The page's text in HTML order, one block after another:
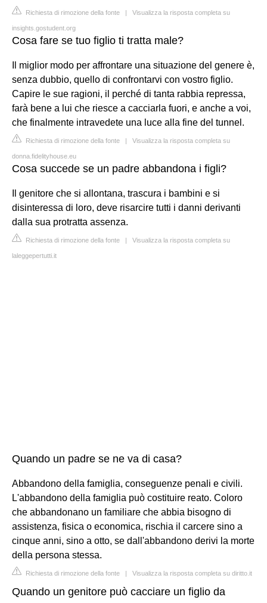
Richiesta di rimozione della fonte | Visualizza la risposta completa su
insights.gostudent.org
Cosa fare se tuo figlio ti tratta male?
Il miglior modo per affrontare una situazione del genere è,
senza dubbio, quello di confrontarvi con vostro figlio.
Capire le sue ragioni, il perché di tanta rabbia repressa,
farà bene a lui che riesce a cacciarla fuori, e anche a voi,
che finalmente intravedete una luce alla fine del tunnel.
Richiesta di rimozione della fonte | Visualizza la risposta completa su
donna.fidelityhouse.eu
Cosa succede se un padre abbandona i figli?
Il genitore che si allontana, trascura i bambini e si
disinteressa di loro, deve risarcire tutti i danni derivanti
dalla sua protratta assenza.
Richiesta di rimozione della fonte | Visualizza la risposta completa su
laleggepertutti.it
Quando un padre se ne va di casa?
Abbandono della famiglia, conseguenze penali e civili.
L'abbandono della famiglia può costituire reato. Coloro
che abbandonano un familiare che abbia bisogno di
assistenza, fisica o economica, rischia il carcere sino a
cinque anni, sino a otto, se dall'abbandono derivi la morte
della persona stessa.
Richiesta di rimozione della fonte | Visualizza la risposta completa su diritto.it
Quando un genitore può cacciare un figlio da